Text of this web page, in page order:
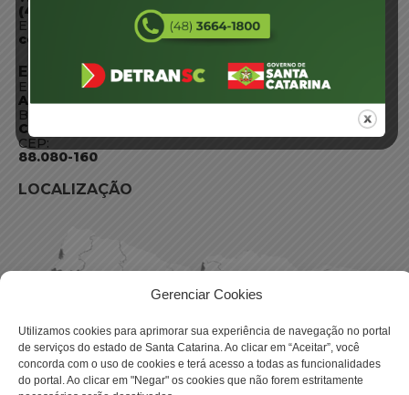
Gerenciar Cookies
Utilizamos cookies para aprimorar sua experiência de navegação no portal
de serviços do estado de Santa Catarina. Ao clicar em “Aceitar”, você
concorda com o uso de cookies e terá acesso a todas as funcionalidades
do portal. Ao clicar em "Negar" os cookies que não forem estritamente
(48) 3664-1800
E-mail:
centraldeinformacoes@detran.sc.gov.br
ENDEREÇO
Endereço:
Av. Almirante Tamandaré - 480
Bairro:
Coqueiros, Florianópolis SC
CEP:
88.080-160
LOCALIZAÇÃO